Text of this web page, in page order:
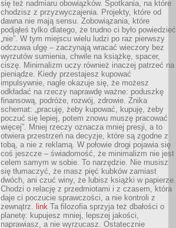
się też nadmiaru obowiązków. Spotkania, na które
chodzisz z przyzwyczajenia. Projekty, które od
dawna nie mają sensu. Zobowiązania, które
podjąłeś tylko dlatego, że trudno ci było powiedzieć
„nie”. W tym miejscu wielu ludzi po raz pierwszy
odczuwa ulgę – zaczynają wracać wieczory bez
wyrzutów sumienia, chwile na książkę, spacer,
ciszę. Minimalizm uczy również inaczej patrzeć na
pieniądze. Kiedy przestajesz kupować
impulsywnie, nagle okazuje się, że możesz
odkładać na rzeczy naprawdę ważne: poduszkę
finansową, podróże, rozwój, zdrowie. Znika
schemat: „pracuję, żeby kupować, kupuję, żeby
poczuć się lepiej, potem znowu muszę pracować
więcej”. Mniej rzeczy oznacza mniej presji, a to
otwiera przestrzeń na decyzje, które są zgodne z
tobą, a nie z reklamą. W połowie drogi pojawia się
coś jeszcze – świadomość, że minimalizm nie jest
celem samym w sobie. To narzędzie. Nie musisz
się tłumaczyć, że masz pięć kubków zamiast
dwóch, ani czuć winy, że lubisz książki w papierze.
Chodzi o relację z przedmiotami i z czasem, która
daje ci poczucie sprawczości, a nie kontroli z
zewnątrz. link Ta filozofia sprzyja też dbałości o
planetę: kupujesz mniej, lepszej jakości,
naprawiasz, a nie wyrzucasz. Ostatecznie